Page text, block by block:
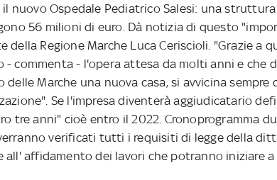
il nuovo Ospedale Pediatrico Salesi: una
56 milioni di euro. Dà notizia di questo
della Regione Marche Luca Ceriscioli. "Grazie a
- commenta - l'opera attesa da molti anni e che
delle Marche una nuova casa, si avvicina sempre
Se l'impresa diventerà aggiudicatario
tre anni" cioè entro il 2022. Cronoprogramma
verificati tutti i requisiti di legge della
all' affidamento dei lavori che potranno iniziare a